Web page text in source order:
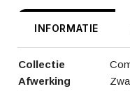
INFORMATIE
Collectie
Afwerking